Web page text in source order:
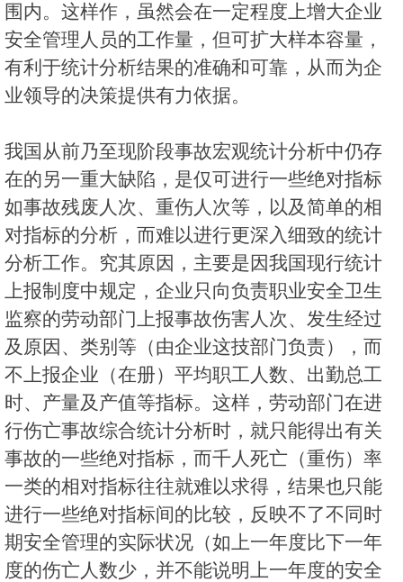
围内。这样作，虽然会在一定程度上增大企业
安全管理人员的工作量，但可扩大样本容量，
有利于统计分析结果的准确和可靠，从而为企
业领导的决策提供有力依据。
我国从前乃至现阶段事故宏观统计分析中仍存
在的另一重大缺陷，是仅可进行一些绝对指标
如事故残废人次、重伤人次等，以及简单的相
对指标的分析，而难以进行更深入细致的统计
分析工作。究其原因，主要是因我国现行统计
上报制度中规定，企业只向负责职业安全卫生
监察的劳动部门上报事故伤害人次、发生经过
及原因、类别等（由企业这技部门负责），而
不上报企业（在册）平均职工人数、出勤总工
时、产量及产值等指标。这样，劳动部门在进
行伤亡事故综合统计分析时，就只能得出有关
事故的一些绝对指标，而千人死亡（重伤）率
一类的相对指标往往就难以求得，结果也只能
进行一些绝对指标间的比较，反映不了不同时
期安全管理的实际状况（如上一年度比下一年
度的伤亡人数少，并不能说明上一年度的安全